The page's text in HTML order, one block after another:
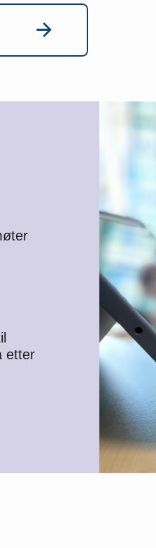
etter